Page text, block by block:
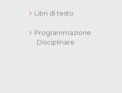
Libri di testo
Programmazione
Disciplinare